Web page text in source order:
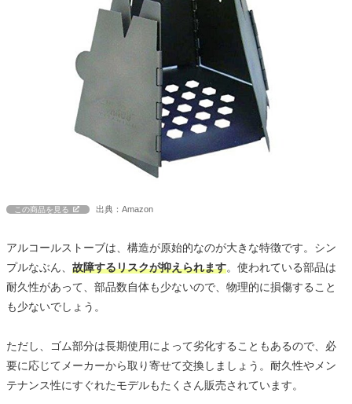
この商品を見る 出典：Amazon
アルコールストーブは、構造が原始的なのが大きな特徴です。シン
プルなぶん、 故障するリスクが抑えられます。使われている部品は
耐久性があって、部品数自体も少ないので、物理的に損傷すること
も少ないでしょう。
ただし、ゴム部分は長期使用によって劣化することもあるので、必
要に応じてメーカーから取り寄せて交換しましょう。耐久性やメン
テナンス性にすぐれたモデルもたくさん販売されています。